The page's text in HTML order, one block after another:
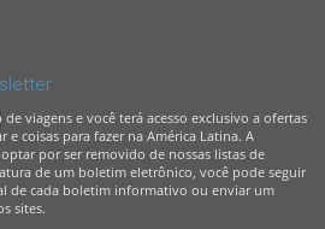
viagens e você terá acesso exclusivo a ofertas
e coisas para fazer na América Latina. A
por ser removido de nossas listas de
de um boletim eletrônico, você pode seguir
de cada boletim informativo ou enviar um
sites.